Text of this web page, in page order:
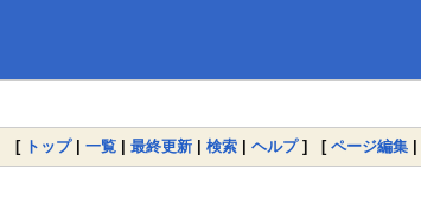
[ トップ| 一覧 | 最終更新 | 検索 | ヘルプ] [ ページ編集 |